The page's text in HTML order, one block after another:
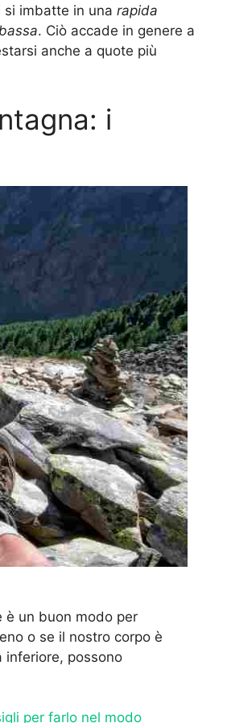
si imbatte in una rapida
. Ciò accade in genere a
anche a quote più
i
è un buon modo per
o se il nostro corpo è
inferiore, possono
per farlo nel modo